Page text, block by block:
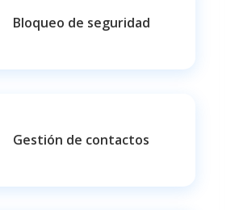
Bloqueo de seguridad
Gestión de contactos